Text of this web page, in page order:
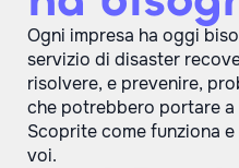
Ogni impresa ha oggi
servizio di disaster
risolvere, e prevenire,
che potrebbero portare
Scoprite come funziona
voi.